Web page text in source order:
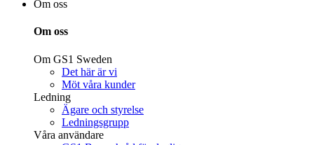
Om oss
Om oss
Om GS1 Sweden
Det här är vi
Möt våra kunder
Ledning
Ägare och styrelse
Ledningsgrupp
Våra användare